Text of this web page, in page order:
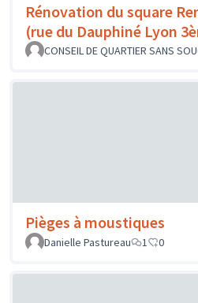
Rénovation du square
(rue du Dauphiné Lyon
CONSEIL DE QUARTIER SANS
Pièges à moustiques
Danielle Pastureau
1 0